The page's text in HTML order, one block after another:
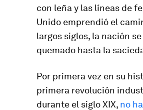
con leña y las líneas de
Unido emprendió el
largos siglos, la nación
quemado hasta la
Por primera vez en su
primera revolución
durante el siglo XIX, no